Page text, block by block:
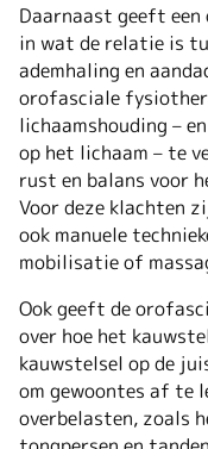
Daarnaast geeft
in wat de relatie is
ademhaling en
orofasciale
lichaamshouding –
op het lichaam – te
rust en balans voor
Voor deze klachten
ook manuele
mobilisatie of
Ook geeft de
over hoe het
kauwstelsel op de
om gewoontes af te
overbelasten, zoals